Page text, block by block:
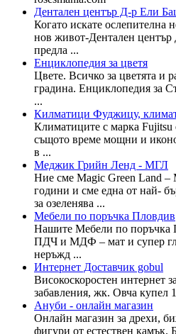
Дентален център Д-р Ели
Когато искате ослепителна
нов живот-Дентален
предла ...
Енциклопедия за цветя
Цвете. Всичко за цветята и
градина. Енциклопедия за
...
Килматици Фуджицу,
Климатиците с марка
същото време мощни и
в ...
Меджик Грийн Ленд - МГЛ
Ние сме Magic Green Land –
години и сме една от най-
за озеленява ...
Мебели по поръчка Пловдив
Нашите Мебели по поръчка
ПДЧ и МДФ – мат и супер
неръжд ...
Интернет Доставчик gobul
Високоскоростен интернет
забавления, жк. Овча купел 1
Ануби - онлайн магазин
Онлайн магазин за дрехи,
фигури от естествен